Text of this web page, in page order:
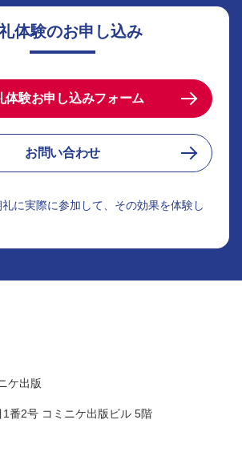
体験のお申し込み
体験お申し込みフォーム
お問い合わせ
に実際に参加して、その効果を体験し
ケ出版
番2号 コミニケ出版ビル 5階